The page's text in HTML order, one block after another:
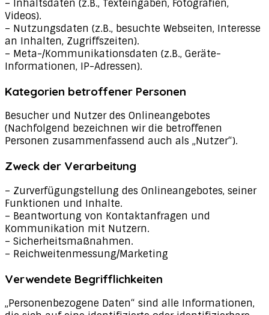
– Inhaltsdaten (z.B., Texteingaben, Fotografien,
Videos).
– Nutzungsdaten (z.B., besuchte Webseiten, Interesse
an Inhalten, Zugriffszeiten).
– Meta-/Kommunikationsdaten (z.B., Geräte-
Informationen, IP-Adressen).
Kategorien betroffener Personen
Besucher und Nutzer des Onlineangebotes
(Nachfolgend bezeichnen wir die betroffenen
Personen zusammenfassend auch als „Nutzer“).
Zweck der Verarbeitung
– Zurverfügungstellung des Onlineangebotes, seiner
Funktionen und Inhalte.
– Beantwortung von Kontaktanfragen und
Kommunikation mit Nutzern.
– Sicherheitsmaßnahmen.
– Reichweitenmessung/Marketing
Verwendete Begrifflichkeiten
„Personenbezogene Daten“ sind alle Informationen,